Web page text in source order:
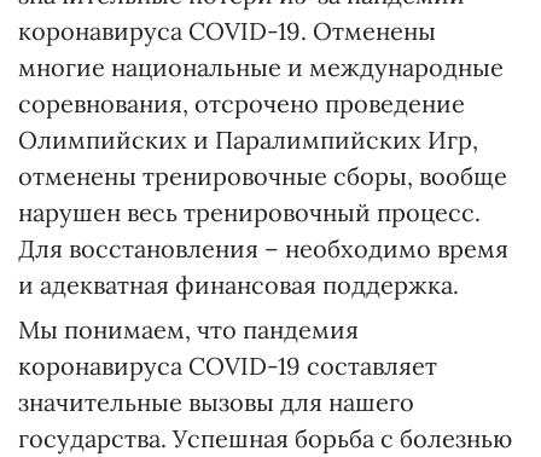
коронавируса COVID-19. Отменены
многие национальные и международные
соревнования, отсрочено проведение
Олимпийских и Паралимпийских Игр,
отменены тренировочные сборы, вообще
нарушен весь тренировочный процесс.
Для восстановления – необходимо время
и адекватная финансовая поддержка.
Мы понимаем, что пандемия
коронавируса COVID-19 составляет
значительные вызовы для нашего
государства. Успешная борьба с болезнью